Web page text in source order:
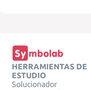
HERRAMIENTAS DE
ESTUDIO
Solucionador